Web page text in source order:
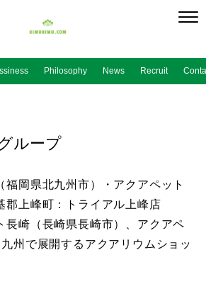
Philosophy News Recruit
ループ
福岡県北九州市）・アクアペット
郡上峰町：トライアル上峰店
長崎（長崎県長崎市）、アクアペ
州で展開するアクアリウムショッ